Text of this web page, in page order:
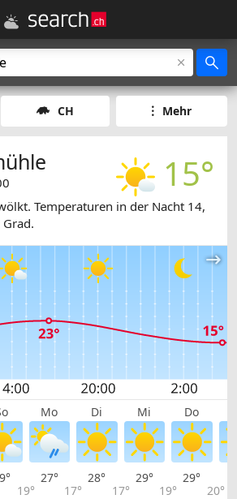
CH Mehr
15°
Temperaturen in der Nacht 14,
Mo Di Mi Do
19°
27°
17°
28°
17°
29°
19°
29°
20°